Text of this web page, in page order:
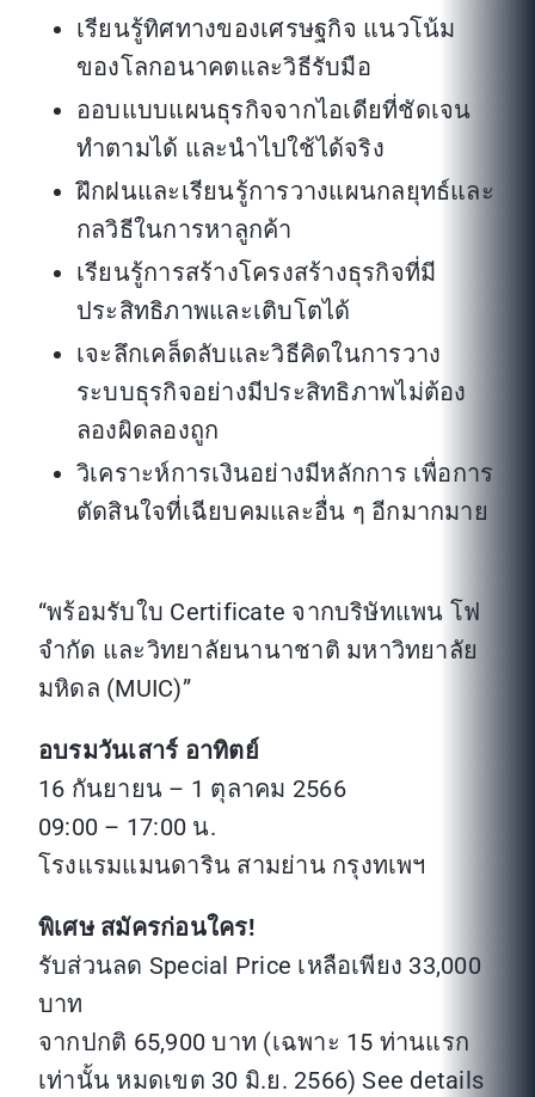
เรียนรู้ทิศทางของเศรษฐกิจ แนวโน้ม
ของโลกอนาคตและวิธีรับมือ
ออบแบบแผนธุรกิจจากไอเดียที่ชัดเจน
ทำตามได้ และนำไปใช้ได้จริง
ฝึกฝนและเรียนรู้การวางแผนกลยุทธ์และ
กลวิธีในการหาลูกค้า
เรียนรู้การสร้างโครงสร้างธุรกิจที่มี
ประสิทธิภาพและเติบโตได้
เจะลึกเคล็ดลับและวิธีคิดในการวาง
ระบบธุรกิจอย่างมีประสิทธิภาพไม่ต้อง
ลองผิดลองถูก
วิเคราะห์การเงินอย่างมีหลักการ เพื่อการ
ตัดสินใจที่เฉียบคมและอื่น ๆ อีกมากมาย
“พร้อมรับใบ Certificate จากบริษัทแพน โฟ
จำกัด และวิทยาลัยนานาชาติ มหาวิทยาลัย
มหิดล (MUIC)”
อบรมวันเสาร์ อาทิตย์
16 กันยายน – 1 ตุลาคม 2566
09:00 – 17:00 น.
โรงแรมแมนดาริน สามย่าน กรุงทเพฯ
พิเศษ สมัครก่อนใคร!
รับส่วนลด Special Price เหลือเพียง 33,000
บาท
จากปกติ 65,900 บาท (เฉพาะ 15 ท่านแรก
เท่านั้น หมดเขต 30 มิ.ย. 2566) See details